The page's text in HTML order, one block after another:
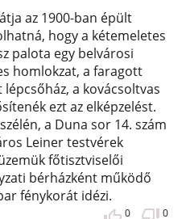
az 1900-ban épült
hogy a kétemeletes
palota egy belvárosi
homlokzat, a faragott
a kovácsoltvas
ezt az elképzelést.
a Duna sor 14. szám
Leiner testvérek
főtisztviselői
bérházként működő
fénykorát idézi.
0 0